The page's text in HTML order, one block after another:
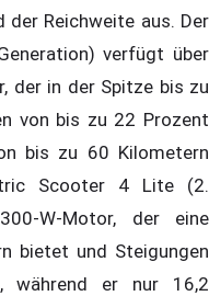
Reichweite aus. Der
verfügt über
der in der Spitze bis zu
von bis zu 22 Prozent
bis zu 60 Kilometern
Scooter 4 Lite (2.
W-Motor, der eine
bietet und Steigungen
während er nur 16,2